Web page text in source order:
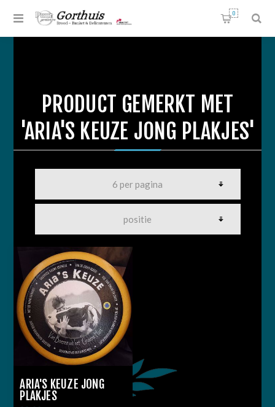
0
PRODUCT GEMERKT MET
'ARIA'S KEUZE JONG PLAKJES'
ARIA'S KEUZE JONG
PLAKJES